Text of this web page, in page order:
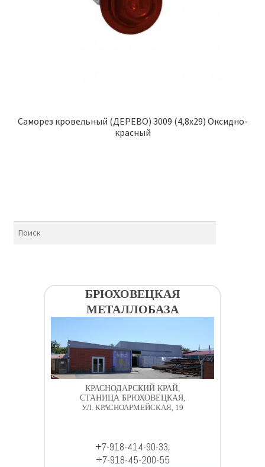
Саморез кровельный (ДЕРЕВО) 3009 (4,8х29) Оксидно-
красный
БРЮХОВЕЦКАЯ
МЕТАЛЛОБАЗА
КРАСНОДАРСКИЙ КРАЙ,
СТАНИЦА БРЮХОВЕЦКАЯ,
УЛ. КРАСНОАРМЕЙСКАЯ, 19
+7-918-414-90-33,
+7-918-45-200-55